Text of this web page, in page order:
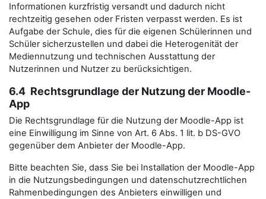
Informationen kurzfristig versandt und dadurch nicht
rechtzeitig gesehen oder Fristen verpasst werden. Es ist
Aufgabe der Schule, dies für die eigenen Schülerinnen und
Schüler sicherzustellen und dabei die Heterogenität der
Mediennutzung und technischen Ausstattung der
Nutzerinnen und Nutzer zu berücksichtigen.
6.4 Rechtsgrundlage der Nutzung der Moodle-
App
Die Rechtsgrundlage für die Nutzung der Moodle-App ist
eine Einwilligung im Sinne von Art. 6 Abs. 1 lit. b DS-GVO
gegenüber dem Anbieter der Moodle-App.
Bitte beachten Sie, dass Sie bei Installation der Moodle-App
in die Nutzungsbedingungen und datenschutzrechtlichen
Rahmenbedingungen des Anbieters einwilligen und